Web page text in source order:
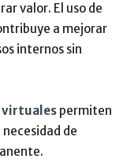
valor. El uso de
a mejorar
internos sin
virtuales permiten
de